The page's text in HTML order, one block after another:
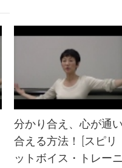
分かり合え、心が通い
合える方法！ [スピリ
ットボイス・トレーニ